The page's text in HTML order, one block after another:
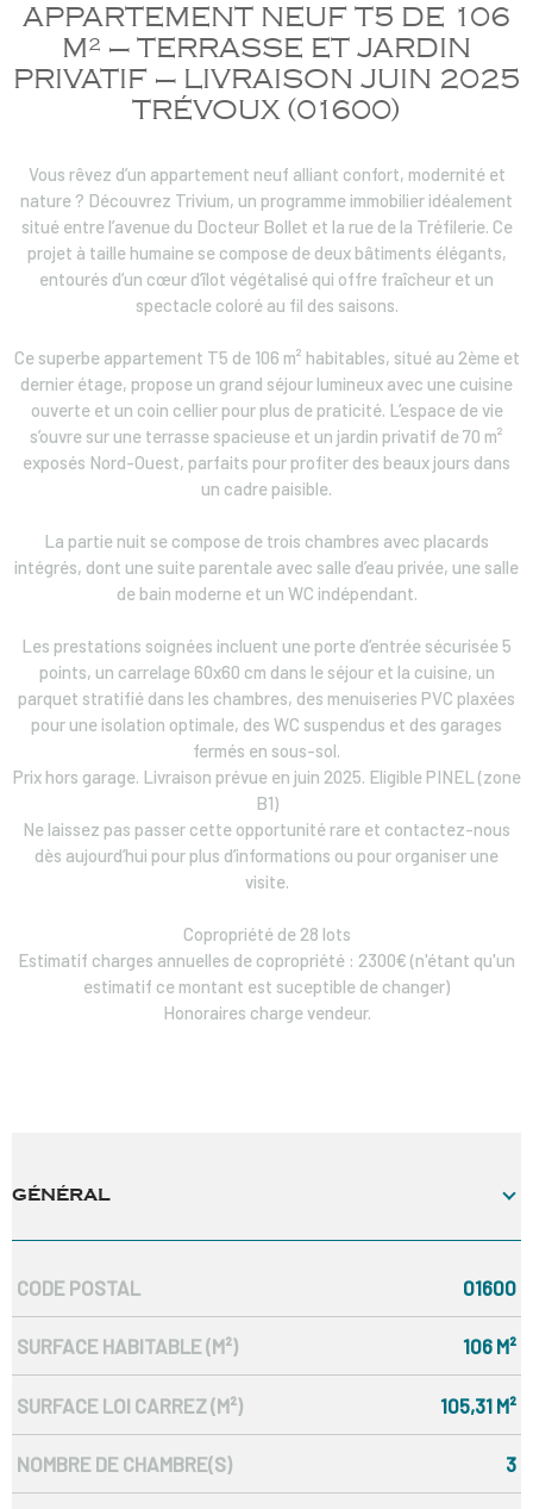
APPARTEMENT NEUF T5 DE 106
M² – TERRASSE ET JARDIN
PRIVATIF – LIVRAISON JUIN 2025
TRÉVOUX (01600)
Vous rêvez d’un appartement neuf alliant confort, modernité et
nature ? Découvrez Trivium, un programme immobilier idéalement
situé entre l’avenue du Docteur Bollet et la rue de la Tréfilerie. Ce
projet à taille humaine se compose de deux bâtiments élégants,
entourés d’un cœur d’îlot végétalisé qui offre fraîcheur et un
spectacle coloré au fil des saisons.
Ce superbe appartement T5 de 106 m² habitables, situé au 2ème et
dernier étage, propose un grand séjour lumineux avec une cuisine
ouverte et un coin cellier pour plus de praticité. L’espace de vie
s’ouvre sur une terrasse spacieuse et un jardin privatif de 70 m²
exposés Nord-Ouest, parfaits pour profiter des beaux jours dans
un cadre paisible.
La partie nuit se compose de trois chambres avec placards
intégrés, dont une suite parentale avec salle d’eau privée, une salle
de bain moderne et un WC indépendant.
Les prestations soignées incluent une porte d’entrée sécurisée 5
points, un carrelage 60x60 cm dans le séjour et la cuisine, un
parquet stratifié dans les chambres, des menuiseries PVC plaxées
pour une isolation optimale, des WC suspendus et des garages
fermés en sous-sol.
Prix hors garage. Livraison prévue en juin 2025. Eligible PINEL (zone
B1)
Ne laissez pas passer cette opportunité rare et contactez-nous
dès aujourd’hui pour plus d’informations ou pour organiser une
visite.
Copropriété de 28 lots
Estimatif charges annuelles de copropriété : 2300€ (n'étant qu'un
estimatif ce montant est suceptible de changer)
Honoraires charge vendeur.
GÉNÉRAL
Caractérisque Valeurs
CODE POSTAL 01600
SURFACE HABITABLE (M²) 106 M²
SURFACE LOI CARREZ (M²) 105,31 M²
NOMBRE DE CHAMBRE(S) 3